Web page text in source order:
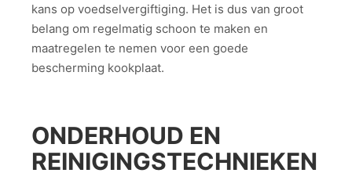
kans op voedselvergiftiging. Het is dus van groot
belang om regelmatig schoon te maken en
maatregelen te nemen voor een goede
bescherming kookplaat.
ONDERHOUD EN
REINIGINGSTECHNIEKEN